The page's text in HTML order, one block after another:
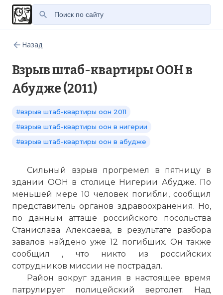
Назад
Взрыв штаб-квартиры ООН в
Абудже (2011)
#взрыв штаб-квартиры оон 2011
#взрыв штаб-квартиры оон в нигерии
#взрыв штаб-квартиры оон в абудже
Сильный взрыв прогремел в пятницу в
здании ООН в столице Нигерии Абудже. По
меньшей мере 10 человек погибли, сообщил
представитель органов здравоохранения. Но,
по данным атташе российского посольства
Станислава Алексаева, в результате разбора
завалов найдено уже 12 погибших. Он также
сообщил , что никто из российских
сотрудников миссии не пострадал.
Район вокруг здания в настоящее время
патрулирует полицейский вертолет. Над